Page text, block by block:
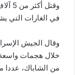
في الغارات التي
وقال الجيش
خلال هجمات واسعة
من الشاباك، عددا